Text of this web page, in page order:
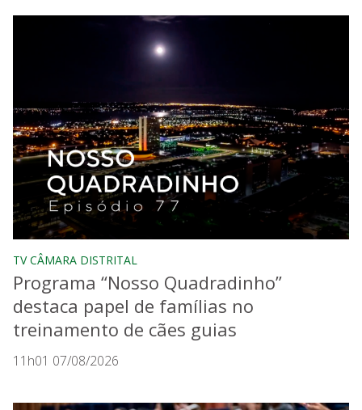
TV CÂMARA DISTRITAL
Programa “Nosso Quadradinho”
destaca papel de famílias no
treinamento de cães guias
11h01 07/08/2026